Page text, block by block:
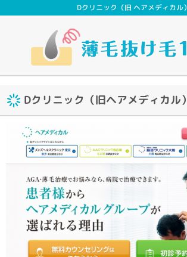
Dクリニック（旧 ヘアメディカル）
Dクリニック（旧ヘアメディカル）